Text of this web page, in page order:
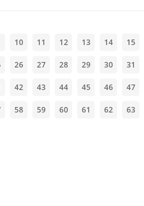
10 11 12 13 14 15
26 27 28 29 30 31
42 43 44 45 46 47
58 59 60 61 62 63